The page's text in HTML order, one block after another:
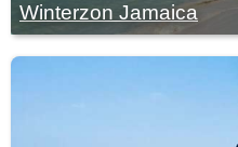
Winterzon Jamaica